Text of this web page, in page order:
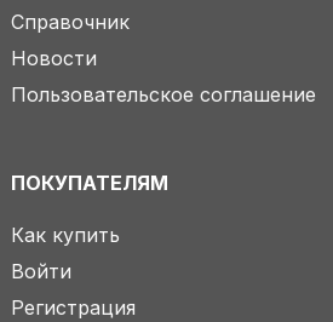
Справочник
Новости
Пользовательское соглашение
ПОКУПАТЕЛЯМ
Как купить
Войти
Регистрация